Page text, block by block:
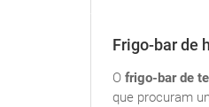
Frigo-bar de
O frigo-bar de
que procuram